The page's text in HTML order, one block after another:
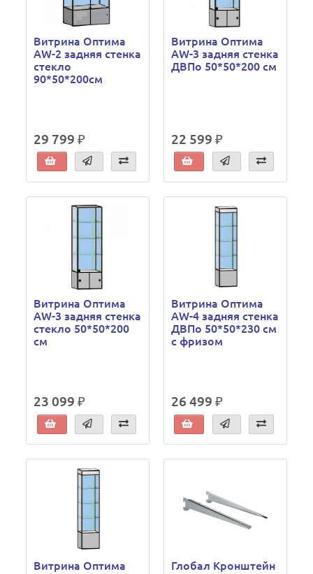
Витрина Оптима
AW-2 задняя стенка
стекло
90*50*200см
29 799 ₽
Витрина Оптима
AW-3 задняя стенка
ДВПо 50*50*200 см
22 599 ₽
Витрина Оптима
AW-3 задняя стенка
стекло 50*50*200
см
23 099 ₽
Витрина Оптима
AW-4 задняя стенка
ДВПо 50*50*230 см
с фризом
26 499 ₽
Витрина Оптима
Глобал Кронштейн